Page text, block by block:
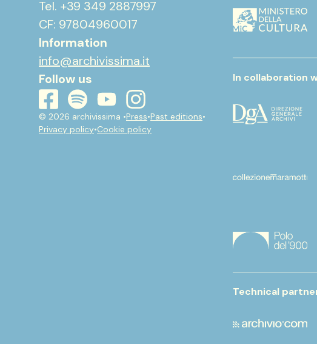
Tel. +39 349 2887997
CF: 97804960017
Information
info@archivissima.it
Follow us
facebook
spotifyyoutubeinstagram
© 2026 archivissima •Press•Past editions•
Privacy policy•Cookie policy
In collaboration
Technical